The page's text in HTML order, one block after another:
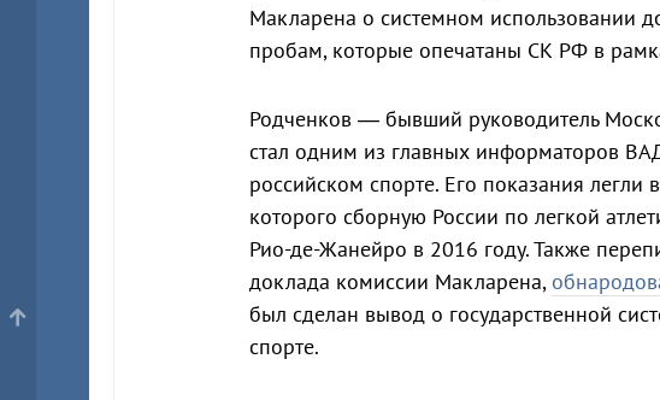
Макларена о системном использовании
пробам, которые опечатаны СК РФ в
Родченков — бывший руководитель
стал одним из главных информаторов
российском спорте. Его показания легли
которого сборную России по легкой
Рио-де-Жанейро в 2016 году. Также
доклада комиссии Макларена,
был сделан вывод о государственной
спорте.